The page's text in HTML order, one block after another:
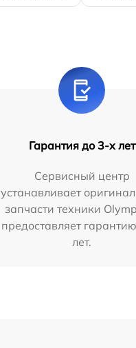
Гарантия до 3-х лет
Сервисный центр
устанавливает
запчасти техники
предоставляет
лет.